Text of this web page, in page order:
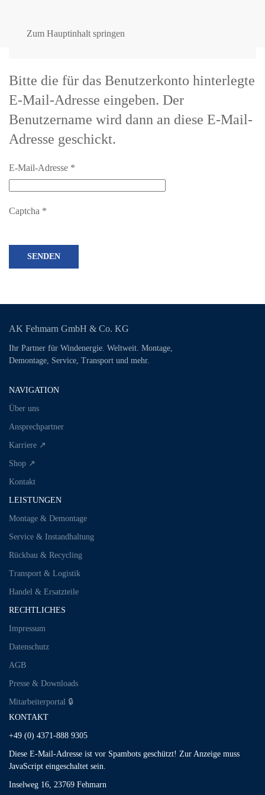
Zum Hauptinhalt springen
Bitte die für das Benutzerkonto hinterlegte
E-Mail-Adresse eingeben. Der
Benutzername wird dann an diese E-Mail-
Adresse geschickt.
E-Mail-Adresse *
Captcha *
SENDEN
AK Fehmarn GmbH & Co. KG
Ihr Partner für Windenergie. Weltweit. Montage,
Demontage, Service, Transport und mehr.
NAVIGATION
Über uns
Ansprechpartner
Karriere ↗
Shop ↗
Kontakt
LEISTUNGEN
Montage & Demontage
Service & Instandhaltung
Rückbau & Recycling
Transport & Logistik
Handel & Ersatzteile
RECHTLICHES
Impressum
Datenschutz
AGB
Presse & Downloads
Mitarbeiterportal 🔒︎
KONTAKT
+49 (0) 4371-888 9305
Diese E-Mail-Adresse ist vor Spambots geschützt! Zur Anzeige muss
JavaScript eingeschaltet sein.
Inselweg 16, 23769 Fehmarn